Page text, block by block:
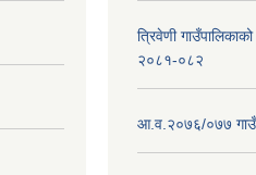
त्रिवेणी
२०८१-०८२
आ.व.२०७६/०७७